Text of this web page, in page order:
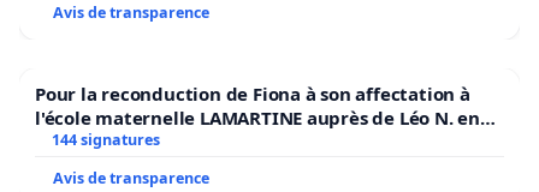
Avis de transparence
Pour la reconduction de Fiona à son affectation à
l'école maternelle LAMARTINE auprès de Léo N. en
2026/2027
144 signatures
Avis de transparence